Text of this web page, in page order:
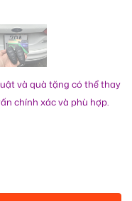
và quà tặng có thể thay
chính xác và phù hợp.